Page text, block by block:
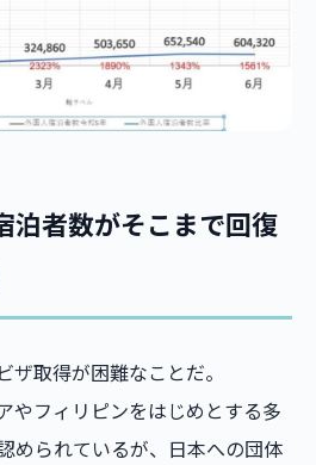
泊者数がそこまで回復
取得が困難なことだ。
やフィリピンをはじめとする多
められているが、日本への団体